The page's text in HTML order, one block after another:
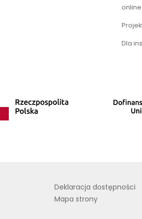
online
Dla
Deklaracja dostępności
Mapa strony